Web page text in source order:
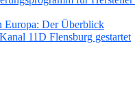
Der Überblick
11D Flensburg gestartet